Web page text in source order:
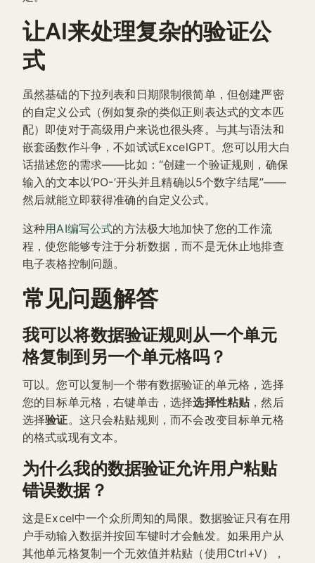
让AI来处理复杂的验证公
式
虽然基础的下拉列表和日期限制很简单，但创建严密
的自定义公式（例如复杂的类似正则表达式的文本匹
配）即使对于高级用户来说也很头疼。与其与语法和
嵌套函数作斗争，不如试试ExcelGPT。您可以用大白
话描述您的需求——比如：“创建一个验证规则，确保
输入的文本以‘PO-’开头并且精确以5个数字结尾”——
然后就能立即获得准确的自定义公式。
这种用AI编写公式的方法极大地加快了您的工作流
程，使您能够专注于分析数据，而不是无休止地排查
电子表格控制问题。
常见问题解答
我可以将数据验证规则从一个单元
格复制到另一个单元格吗？
可以。您可以复制一个带有数据验证的单元格，选择
您的目标单元格，右键单击，选择选择性粘贴，然后
选择验证。这只会粘贴规则，而不会改变目标单元格
的格式或现有文本。
为什么我的数据验证允许用户粘贴
错误数据？
这是Excel中一个众所周知的局限。数据验证只有在用
户手动输入数据并按回车键时才会触发。如果用户从
其他单元格复制一个无效值并粘贴（使用Ctrl+V），